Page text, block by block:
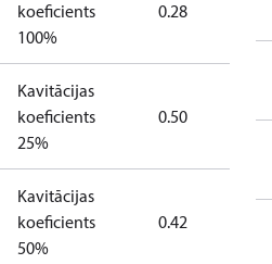
koeficients
100%
0.28
Kavitācijas
koeficients
25%
0.50
Kavitācijas
koeficients
50%
0.42